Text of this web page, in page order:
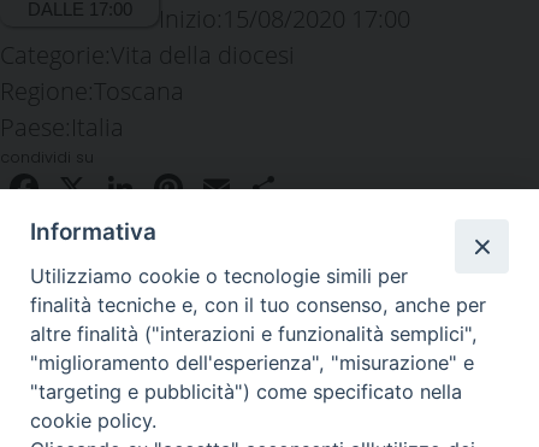
Inizio:
15/08/2020 17:00
Categorie: Vita della diocesi
Regione: Toscana
Paese: Italia
condividi su
Facebook
X LinkedIn
Pinterest
EmailCondividi
Piazza Duomo 48 - 59100 Prato
Tel. 0574-39259 - fax 0574-930623
Informativa
Utilizziamo cookie o tecnologie simili per
finalità tecniche e, con il tuo consenso, anche per
altre finalità ("interazioni e funzionalità semplici",
"miglioramento dell'esperienza", "misurazione" e
"targeting e pubblicità") come specificato nella
cookie policy.